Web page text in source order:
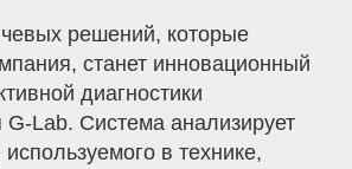
решений, которые
станет инновационный
диагностики
G-Lab. Система анализирует
в технике,